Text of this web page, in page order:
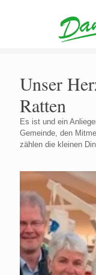
Unser
Ratten
Es ist und ein
Gemeinde, den
zählen die kleinen